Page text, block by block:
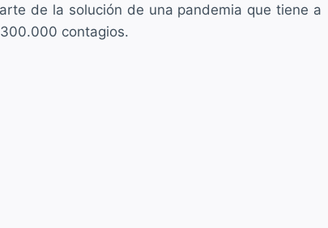
de la solución de una pandemia que tiene a
contagios.